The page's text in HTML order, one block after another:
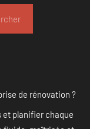
de rénovation ?
et planifier chaque